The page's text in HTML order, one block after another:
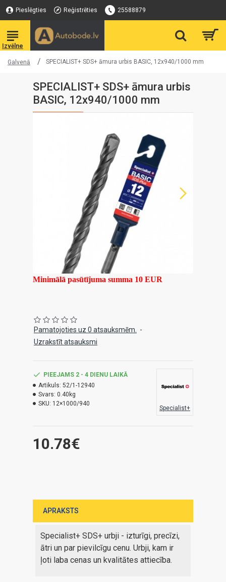
Pieslēgties Reģistrēties 25588879
Galvenā SPECIALIST+ SDS+ āmura urbis BASIC, 12x940/1000 mm
SPECIALIST+ SDS+ āmura urbis
BASIC, 12x940/1000 mm
Minimālā pasūtījuma summa 10 EUR
Pamatojoties uz 0 atsauksmēm.
-
Uzrakstīt atsauksmi
10.78€
PIEEJAMS 2 - 4 DIENU LAIKĀ
Artikuls: 52/1-12940
Svars: 0.40kg
SKU: 12×1000/940
Specialist+
APRAKSTS
Specialist+ SDS+ urbji - izturīgi, precīzi,
ātri un par pievilcīgu cenu. Urbji, kam ir
ļoti laba cenas un kvalitātes attiecība.